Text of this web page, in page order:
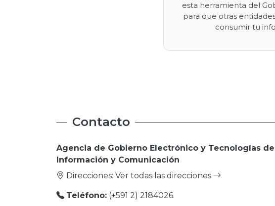
esta herramienta del
para que otras
consumir tu
Contacto
Agencia de Gobierno Electrónico y Tecnologías de
Información y Comunicación
Direcciones: Ver todas las direcciones
Teléfono: (+591 2) 2184026.